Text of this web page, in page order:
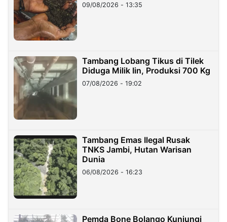
09/08/2026 - 13:35
Tambang Lobang Tikus di Tilek
Diduga Milik Iin, Produksi 700 Kg
07/08/2026 - 19:02
Tambang Emas Ilegal Rusak
TNKS Jambi, Hutan Warisan
Dunia
06/08/2026 - 16:23
Pemda Bone Bolango Kunjungi